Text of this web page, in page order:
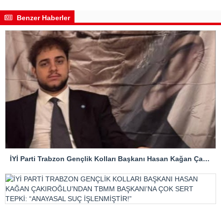
Benzer Haberler
İYİ Parti Trabzon Gençlik Kolları Başkanı Hasan Kağan Çakıroğlu’ndan Mattia Ahmet Minguzzi Davasına Tepki